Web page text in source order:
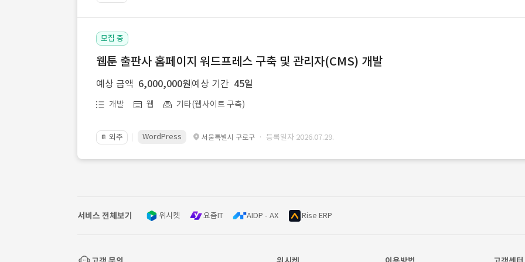
모집 중
웹툰 출판사 홈페이지 워드프레스 구축 및 관리자(CMS) 개발
예상 금액 6,000,000원 예상 기간 45일
개발 웹 기타(웹사이트 구축)
📔 외주 WordPress 서울특별시 구로구 · 등록일자 2026.07.29.
서비스 전체보기 위시켓 요즘IT AIDP - AX Rise ERP